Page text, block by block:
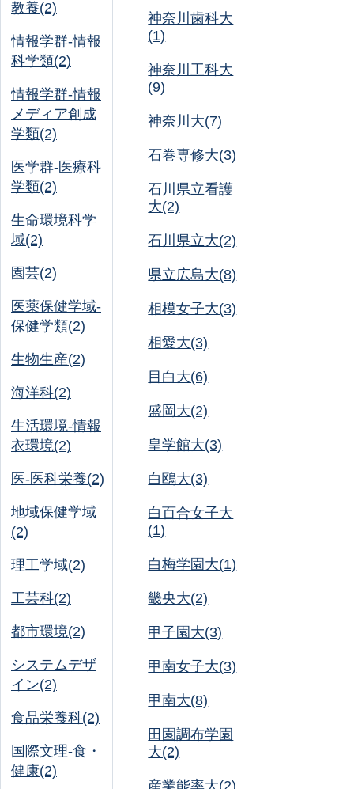
教養(2)
情報学群-情報
科学類(2)
情報学群-情報
メディア創成
学類(2)
医学群-医療科
学類(2)
生命環境科学
域(2)
園芸(2)
医薬保健学域-
保健学類(2)
生物生産(2)
海洋科(2)
生活環境-情報
衣環境(2)
医-医科栄養(2)
地域保健学域
(2)
理工学域(2)
工芸科(2)
都市環境(2)
システムデザ
イン(2)
食品栄養科(2)
国際文理-食・
健康(2)
神奈川歯科大
(1)
神奈川工科大
(9)
神奈川大(7)
石巻専修大(3)
石川県立看護
大(2)
石川県立大(2)
県立広島大(8)
相模女子大(3)
相愛大(3)
目白大(6)
盛岡大(2)
皇学館大(3)
白鴎大(3)
白百合女子大
(1)
白梅学園大(1)
畿央大(2)
甲子園大(3)
甲南女子大(3)
甲南大(8)
田園調布学園
大(2)
産業能率大(2)